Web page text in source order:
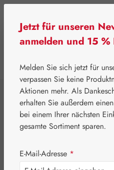
⌂ Gall Pharma
Coenzym
mg GPH
Jetzt für unseren
anmelden und 15 %
Melden Sie sich jetzt für
verpassen Sie keine
Aktionen mehr. Als
erhalten Sie außerdem
bei einem Ihrer nächsten
gesamte Sortiment sparen.
E-Mail-Adresse *